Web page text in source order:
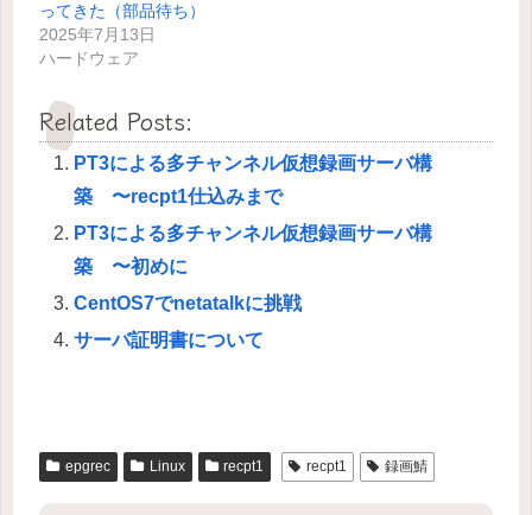
ってきた（部品待ち）
2025年7月13日
ハードウェア
Related Posts:
PT3による多チャンネル仮想録画サーバ構
築 〜recpt1仕込みまで
PT3による多チャンネル仮想録画サーバ構
築 〜初めに
CentOS7でnetatalkに挑戦
サーバ証明書について
epgrec Linux recpt1 recpt1 録画鯖